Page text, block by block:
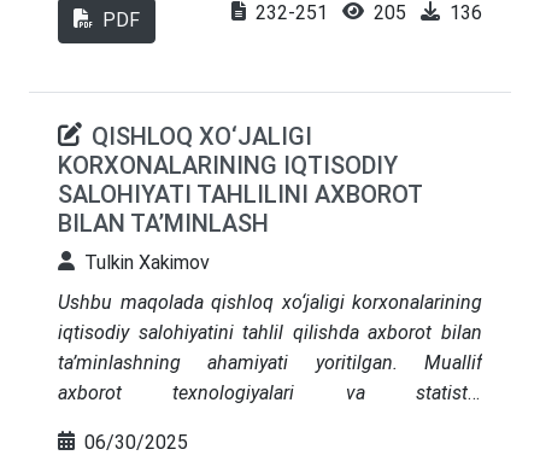
zarur moliyaviy resurslar va imkoniyatlar bilan
ta’minlash, mahalliy davlat hokimiyati
strategiyalarini ishlab chiqish va uni amaliyotga
tatbiq etish borasidagi ilmiy-tadqiqotlar ko‘lamini
yanada kengaytirish maqsadga muvofiq
hisoblanadi. Mazkur maqolada hududlarni
barqaror rivojlantirish masalalari ham nazariy va
PDF 232-251 205 136
QISHLOQ XO‘JALIGI
KORXONALARINING IQTISODIY
SALOHIYATI TAHLILINI AXBOROT
BILAN TA’MINLASH
Tulkin Xakimov
Ushbu maqolada qishloq xo‘jaligi korxonalarining
iqtisodiy salohiyatini tahlil qilishda axborot bilan
ta’minlashning ahamiyati yoritilgan. Muallif
axborot texnologiyalari va statistik
xo‘jaligi korxonalarining faoliyatini samarali
06/30/2025